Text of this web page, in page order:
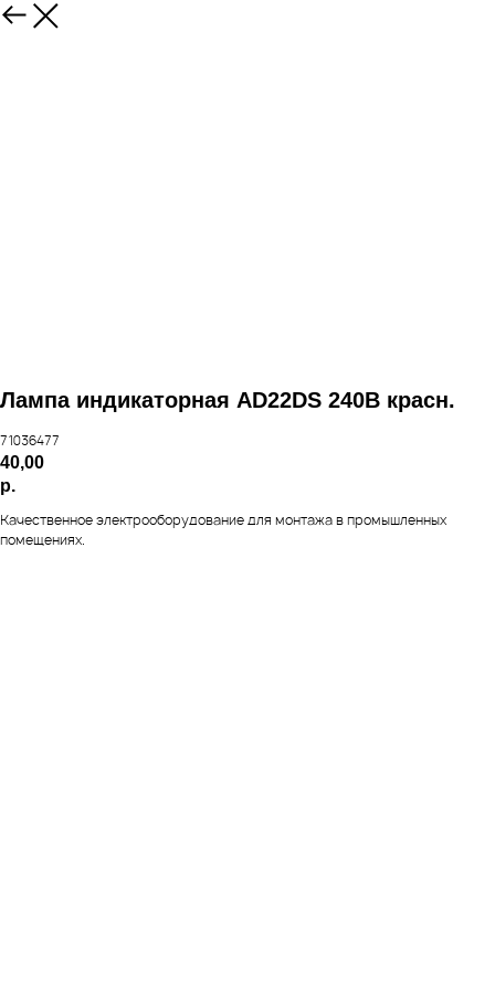
Лампа индикаторная AD22DS 240В красн.
71036477
40,00
р.
Качественное электрооборудование для монтажа в промышленных
помещениях.